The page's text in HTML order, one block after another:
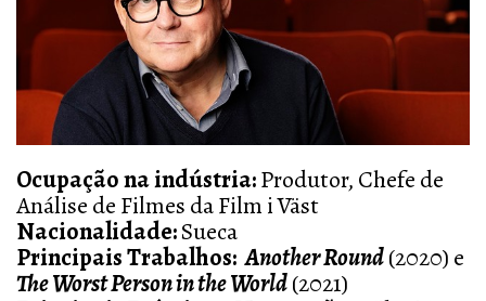
Ocupação na indústria:Produtor, Chefe de
Análise de Filmes da Film i Väst
Nacionalidade:Sueca
Principais Trabalhos: Another Round(2020) e
The Worst Person in the World(2021)